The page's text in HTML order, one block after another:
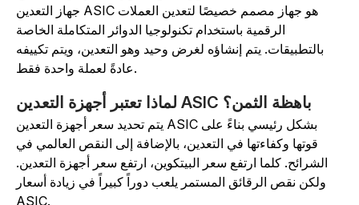
جهاز التعدين ASIC هو جهاز مصمم خصيصًا لتعدين العملات
الرقمية باستخدام تكنولوجيا الدوائر المتكاملة الخاصة
بالتطبيقات. يتم إنشاؤه لغرض وحيد وهو التعدين، ويتم تكييفه
لماذا تعتبر أجهزة التعدين ASIC باهظة الثمن؟
يتم تحديد سعر أجهزة التعدين ASIC بشكل رئيسي بناءً على
قوتها وكفاءتها في التعدين، بالإضافة إلى النقص العالمي في
الشرائح. كلما ارتفع سعر البيتكوين، ارتفع سعر أجهزة التعدين.
ولكن نقص الرقائق المستمر يلعب دوراً كبيراً في زيادة أسعار
ASIC.